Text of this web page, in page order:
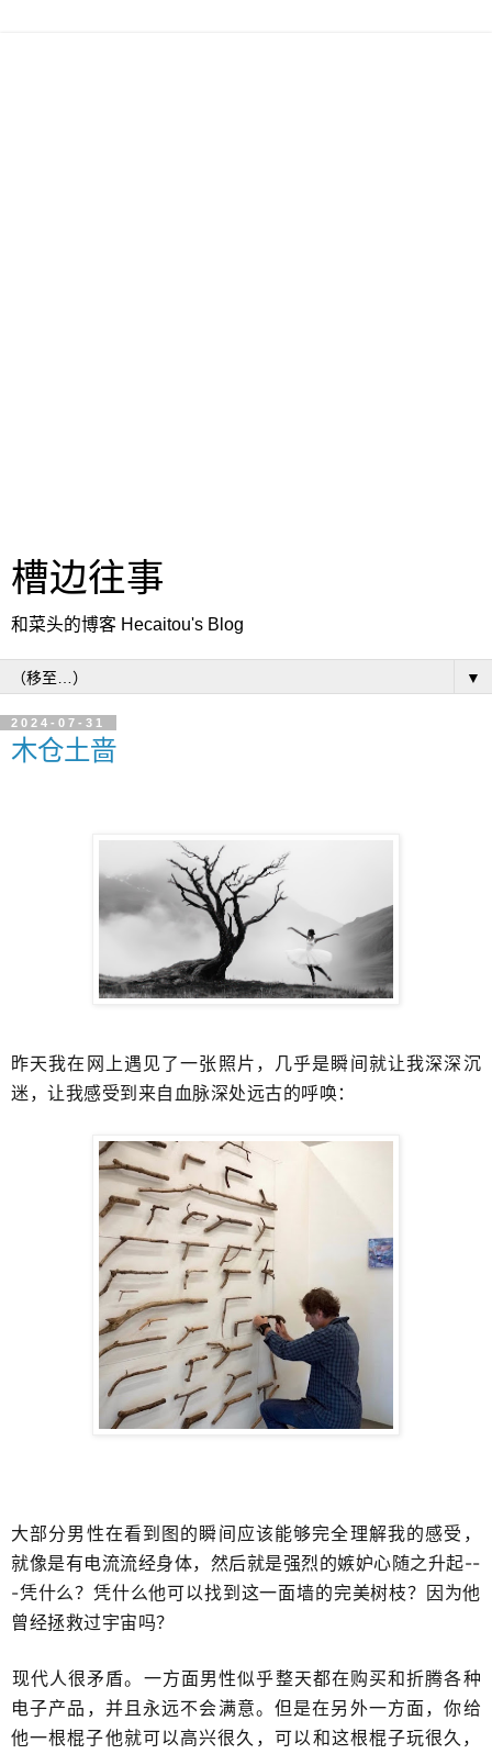
槽边往事
和菜头的博客 Hecaitou's Blog
▼
2024-07-31
木仓土啬
昨天我在网上遇见了一张照片，几乎是瞬间就让我深深沉
迷，让我感受到来自血脉深处远古的呼唤：
大部分男性在看到图的瞬间应该能够完全理解我的感受，
就像是有电流流经身体，然后就是强烈的嫉妒心​随之升起--
-凭什么？凭什么他可以找到这一面墙的​完美树枝？因为他
曾经​拯救过宇宙吗？
​现代人很矛盾。​一方面男性似乎整天都在购买和折腾各种
电子产品，并且永远不会满意。但是在另外一方面，你给
他一根棍子他就可以高兴很久​，可以和这根棍子玩很久，